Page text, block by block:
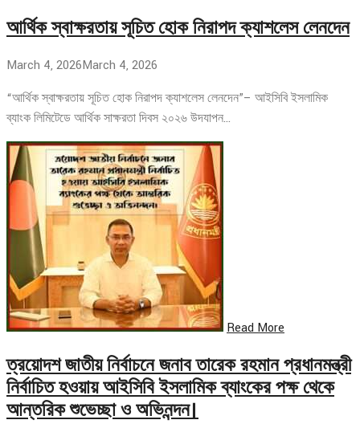
আর্থিক স্বাক্ষরতায় সূচিত হোক নিরাপদ ক্যাশলেস লেনদেন
March 4, 2026March 4, 2026
“আর্থিক স্বাক্ষরতায় সূচিত হোক নিরাপদ ক্যাশলেস লেনদেন”– আইসিবি ইসলামিক
ব্যাংক লিমিটেডে আর্থিক সাক্ষরতা দিবস ২০২৬ উদযাপন…
Read More
ত্রয়োদশ জাতীয় নির্বাচনে জনাব তারেক রহমান প্রধানমন্ত্রী
নির্বাচিত হওয়ায় আইসিবি ইসলামিক ব্যাংকের পক্ষ থেকে
আন্তরিক শুভেচ্ছা ও অভিনন্দন।